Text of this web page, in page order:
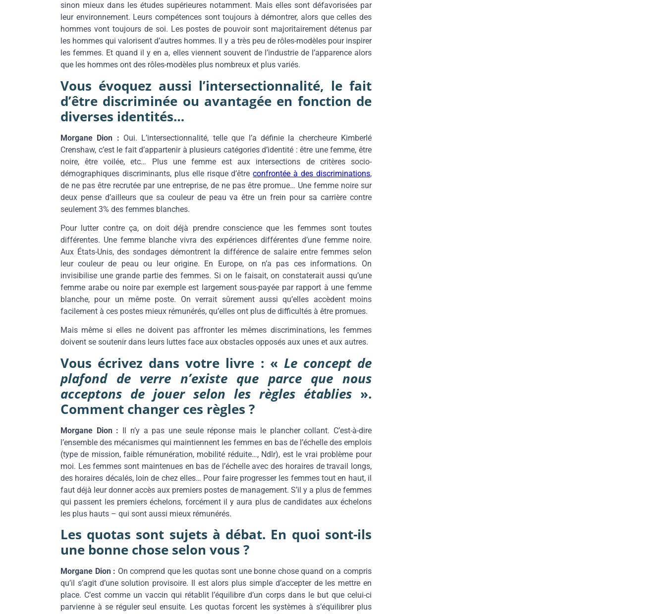
sinon mieux dans les études supérieures notamment. Mais elles sont défavorisées par
leur environnement. Leurs compétences sont toujours à démontrer, alors que celles des
hommes vont toujours de soi. Les postes de pouvoir sont majoritairement détenus par
les hommes qui valorisent d’autres hommes. Il y a très peu de rôles-modèles pour inspirer
les femmes. Et quand il y en a, elles viennent souvent de l’industrie de l’apparence alors
que les hommes ont des rôles-modèles plus nombreux et plus variés.
Vous évoquez aussi l’intersectionnalité, le fait
d’être discriminée ou avantagée en fonction de
diverses identités…
Morgane Dion : Oui. L’intersectionnalité, telle que l’a définie la chercheure Kimberlé
Crenshaw, c’est le fait d’appartenir à plusieurs catégories d’identité : être une femme, être
noire, être voilée, etc… Plus une femme est aux intersections de critères socio-
démographiques discriminants, plus elle risque d’êtreconfrontée à des discriminations,
de ne pas être recrutée par une entreprise, de ne pas être promue… Une femme noire sur
deux pense d’ailleurs que sa couleur de peau va être un frein pour sa carrière contre
seulement 3% des femmes blanches.
Pour lutter contre ça, on doit déjà prendre conscience que les femmes sont toutes
différentes. Une femme blanche vivra des expériences différentes d’une femme noire.
Aux États-Unis, des sondages démontrent la différence de salaire entre femmes selon
leur couleur de peau ou leur origine. En Europe, on n’a pas ces informations. On
invisibilise une grande partie des femmes. Si on le faisait, on constaterait aussi qu’une
femme arabe ou noire par exemple est largement sous-payée par rapport à une femme
blanche, pour un même poste. On verrait sûrement aussi qu’elles accèdent moins
facilement à ces postes mieux rémunérés, qu’elles ont plus de difficultés à être promues.
Mais même si elles ne doivent pas affronter les mêmes discriminations, les femmes
doivent se soutenir dans leurs luttes face aux obstacles opposés aux unes et aux autres.
Vous écrivez dans votre livre : « Le concept de
plafond de verre n’existe que parce que nous
acceptons de jouer selon les règles établies ».
Comment changer ces règles ?
Morgane Dion : Il n’y a pas une seule réponse mais le plancher collant. C’est-à-dire
l’ensemble des mécanismes qui maintiennent les femmes en bas de l’échelle des emplois
(type de mission, faible rémunération, mobilité réduite…, Ndlr), est le vrai problème pour
moi. Les femmes sont maintenues en bas de l’échelle avec des horaires de travail longs,
des horaires décalés, loin de chez elles… Pour faire progresser les femmes tout en haut, il
faut déjà leur donner accès aux premiers postes de management. S’il y a plus de femmes
qui passent les premiers échelons, forcément il y aura plus de candidates aux échelons
les plus hauts – qui sont aussi mieux rémunérés.
Les quotas sont sujets à débat. En quoi sont-ils
une bonne chose selon vous ?
Morgane Dion : On comprend que les quotas sont une bonne chose quand on a compris
qu’il s’agit d’une solution provisoire. Il est alors plus simple d’accepter de les mettre en
place. C’est comme un vaccin qui rétablit l’équilibre d’un corps dans le but que celui-ci
parvienne à se réguler seul ensuite. Les quotas forcent les systèmes à s’équilibrer plus